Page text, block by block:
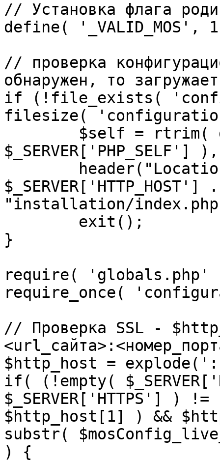
// Установка флага
define( '_VALID_MOS',
// проверка
обнаружен, то
if (!file_exists(
filesize(
"installation/
}
require(
require_once(
// Проверка SSL -
$http_host = explode(':',
if( (!empty(
$_SERVER['HTTPS']
$http_host[1] ) &&
substr(
) {